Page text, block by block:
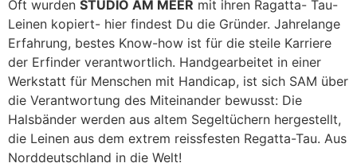
Oft wurden STUDIO AM MEER mit ihren Ragatta- Tau-
Leinen kopiert- hier findest Du die Gründer. Jahrelange
Erfahrung, bestes Know-how ist für die steile Karriere
der Erfinder verantwortlich. Handgearbeitet in einer
Werkstatt für Menschen mit Handicap, ist sich SAM über
die Verantwortung des Miteinander bewusst: Die
Halsbänder werden aus altem Segeltüchern hergestellt,
die Leinen aus dem extrem reissfesten Regatta-Tau. Aus
Norddeutschland in die Welt!